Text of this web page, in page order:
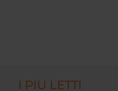
I PIU LETTI